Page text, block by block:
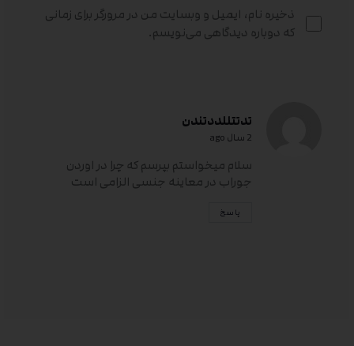
ذخیره نام، ایمیل و وبسایت من در مرورگر برای زمانی
که دوباره دیدگاهی می‌نویسم.
تدتتللددتندن
2 سال ago
سلام میخواستم بپرسم که چرا در اوردن
جوراب در معاینه جنسی الزامی است
پاسخ